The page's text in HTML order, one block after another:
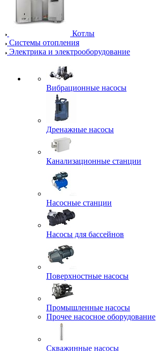
Котлы
Системы отопления
Электрика и электрооборудование
Вибрационные насосы
Дренажные насосы
Канализационные станции
Насосные станции
Насосы для бассейнов
Поверхностные насосы
Промышленные насосы
Прочее насосное оборудование
Скважинные насосы